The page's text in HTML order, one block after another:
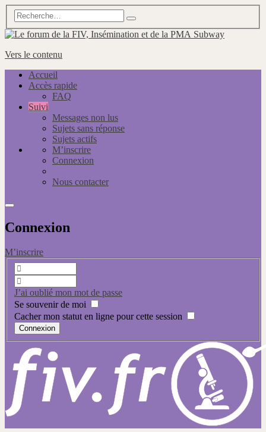
Subway
Vers le contenu
Accueil
Accès rapide
FAQ
Suivi
Messages non lus
Sujets sans réponse
Sujets actifs
M’inscrire
Connexion
Nous contacter
Connexion
M’inscrire
J’ai oublié mon mot de passe
Se souvenir de moi
Cacher mon statut en ligne pour cette session